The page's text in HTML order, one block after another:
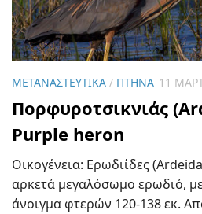
ΜΕΤΑΝΑΣΤΕΥΤΙΚΆ / ΠΤΗΝΆ 11
Πορφυροτσικνιάς
Purple heron
Οικογένεια: Ερωδιίδες
αρκετά μεγαλόσωμο ερωδιό,
άνοιγμα φτερών 120-138 εκ.